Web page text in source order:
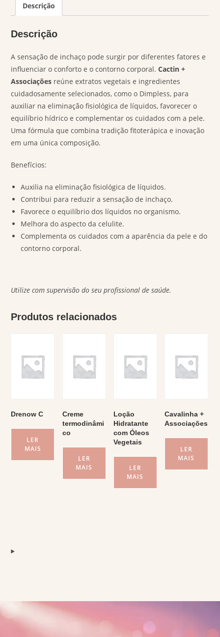
Descrição
Descrição
A sensação de inchaço pode surgir por diferentes fatores e
influenciar o conforto e o contorno corporal.Cactin +
Associações reúne extratos vegetais e ingredientes
cuidadosamente selecionados, como o Dimpless, para
auxiliar na eliminação fisiológica de líquidos, favorecer o
equilíbrio hídrico e complementar os cuidados com a pele.
Uma fórmula que combina tradição fitoterápica e inovação
em uma única composição.
Benefícios:
Auxilia na eliminação fisiológica de líquidos.
Contribui para reduzir a sensação de inchaço.
Favorece o equilíbrio dos líquidos no organismo.
Melhora do aspecto da celulite.
Complementa os cuidados com a aparência da pele e do
contorno corporal.
Utilize com supervisão do seu profissional de saúde.
Produtos relacionados
Drenow C
LER
MAIS
Creme
termodinâmi
co
LER
MAIS
Loção
Hidratante
com Óleos
Vegetais
LER
MAIS
Cavalinha +
Associações
LER
MAIS